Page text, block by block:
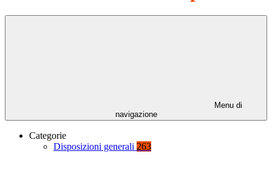
Menu di
navigazione
Categorie
Disposizioni generali 263